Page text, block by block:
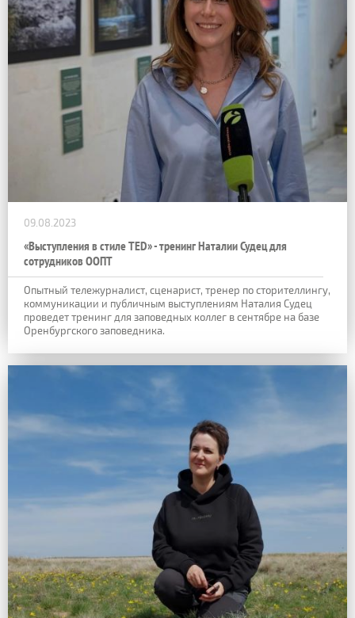
09.08.2023
«Выступления в стиле TED» - тренинг Наталии Судец для
сотрудников ООПТ
Опытный тележурналист, сценарист, тренер по сторителлингу,
коммуникации и публичным выступлениям Наталия Судец
проведет тренинг для заповедных коллег в сентябре на базе
Оренбургского заповедника.